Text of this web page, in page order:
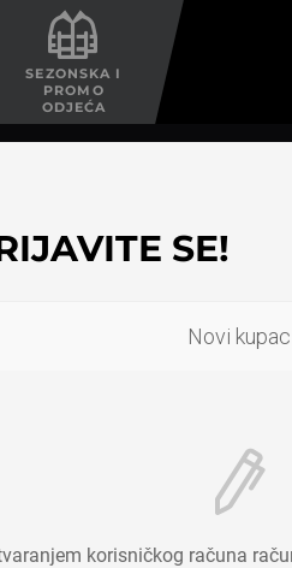
SEZONSKA I
PROMO
ODJEĆA
SE!
Novi kupac
korisničkog računa